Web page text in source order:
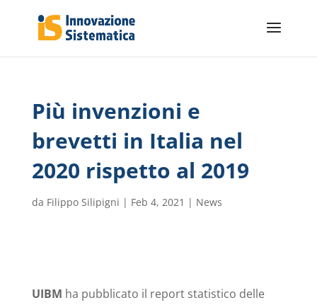
Più invenzioni e
brevetti in Italia nel
2020 rispetto al 2019
da Filippo Silipigni | Feb 4, 2021 | News
UIBM ha pubblicato il report statistico delle